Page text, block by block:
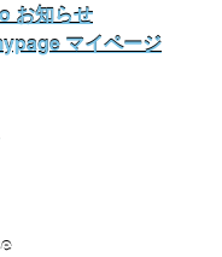
お知らせ
マイページ